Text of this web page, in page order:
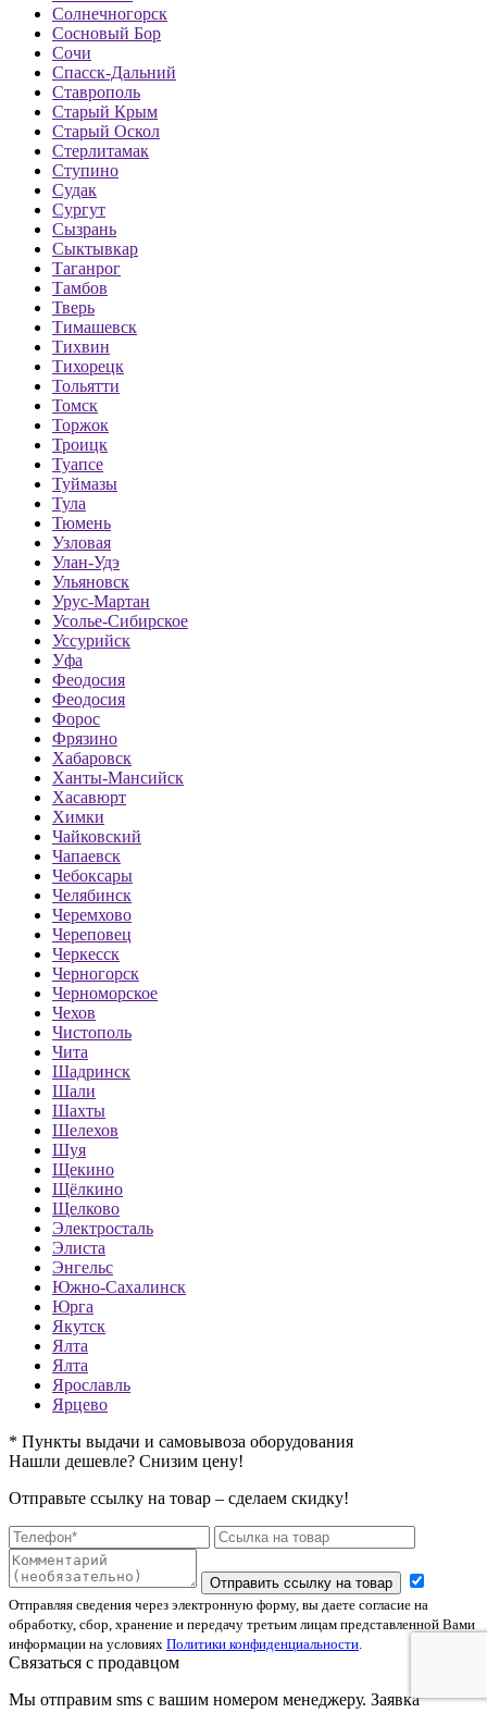
Солнечногорск
Сосновый Бор
Сочи
Спасск-Дальний
Ставрополь
Старый Крым
Старый Оскол
Стерлитамак
Ступино
Судак
Сургут
Сызрань
Сыктывкар
Таганрог
Тамбов
Тверь
Тимашевск
Тихвин
Тихорецк
Тольятти
Томск
Торжок
Троицк
Туапсе
Туймазы
Тула
Тюмень
Узловая
Улан-Удэ
Ульяновск
Урус-Мартан
Усолье-Сибирское
Уссурийск
Уфа
Феодосия
Феодосия
Форос
Фрязино
Хабаровск
Ханты-Мансийск
Хасавюрт
Химки
Чайковский
Чапаевск
Чебоксары
Челябинск
Черемхово
Череповец
Черкесск
Черногорск
Черноморское
Чехов
Чистополь
Чита
Шадринск
Шали
Шахты
Шелехов
Шуя
Щекино
Щёлкино
Щелково
Электросталь
Элиста
Энгельс
Южно-Сахалинск
Юрга
Якутск
Ялта
Ялта
Ярославль
Ярцево
* Пункты выдачи и самовывоза оборудования
Нашли дешевле? Снизим цену!
Отправьте ссылку на товар – сделаем скидку!
Отправить ссылку на товар
Отправляя сведения через электронную форму, вы даете согласие на
обработку, сбор, хранение и передачу третьим лицам представленной Вами
информации на условиях Политики конфиденциальности.
Связаться с продавцом
Мы отправим sms с вашим номером менеджеру. Заявка